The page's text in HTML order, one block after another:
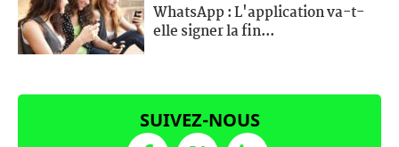
WhatsApp : L'application va-t-
elle signer la fin...
SUIVEZ-NOUS